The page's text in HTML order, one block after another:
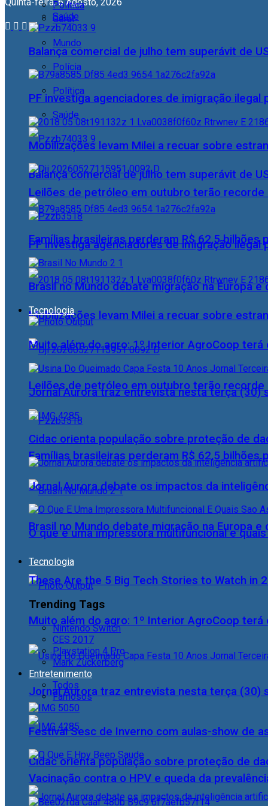
Geral
Mundo
Polícia
Política
Saúde
Balança comercial de julho tem superávit de
PF investiga agenciadores de imigração ilegal
Mobilizações levam Milei a recuar sobre
Leilões de petróleo em outubro terão recorde
Famílias brasileiras perderam R$ 62,5 bilhões
Brasil no Mundo debate migração na Europa
Tecnologia
Muito além do agro: 1º Interior AgroCoop
Jornal Aurora traz entrevista nesta terça (30)
Cidac orienta população sobre proteção de
Política
Saúde
Balança comercial de julho tem superávit de
PF investiga agenciadores de imigração ilegal
Mobilizações levam Milei a recuar sobre
Leilões de petróleo em outubro terão recorde
Famílias brasileiras perderam R$ 62,5 bilhões
Brasil no Mundo debate migração na Europa
Tecnologia
Muito além do agro: 1º Interior AgroCoop
Jornal Aurora traz entrevista nesta terça (30)
Cidac orienta população sobre proteção de
Jornal Aurora debate os impactos da
O que é uma impressora multifuncional e
These Are the 5 Big Tech Stories to Watch in
Trending Tags
Nintendo Switch
CES 2017
Playstation 4 Pro
Mark Zuckerberg
Entretenimento
Todos
Famosos
Festival Sesc de Inverno com aulas-show de
Vacinação contra o HPV e queda da